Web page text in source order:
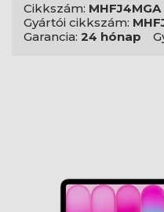
Cikkszám: MHFJ4MGA
Gyártói cikkszám:
Garancia: 24 hónap